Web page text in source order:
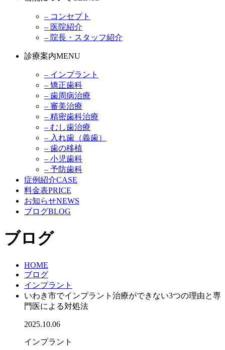
– コンセプト
– 医院紹介
– 院長・スタッフ紹介
診療案内MENU
– インプラント
– 矯正歯科
– 歯周病治療
– 審美治療
– 精密歯科治療
– むし歯治療
– 入れ歯（義歯）
– 歯の移植
– 小児歯科
– 予防歯科
症例紹介CASE
料金表PRICE
お知らせNEWS
ブログBLOG
ブログ
HOME
ブログ
インプラント
いわき市でインプラント治療ができない3つの理由と専
門医による対処法
2025.10.06
インプラント